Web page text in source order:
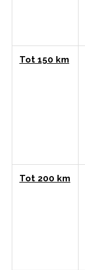
Tot 150 km
Tot 200 km